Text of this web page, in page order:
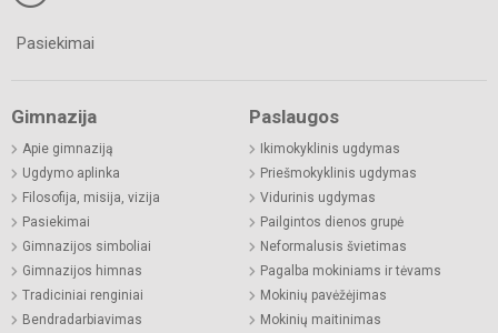
Pasiekimai
Gimnazija
Apie gimnaziją
Ugdymo aplinka
Filosofija, misija, vizija
Pasiekimai
Gimnazijos simboliai
Gimnazijos himnas
Tradiciniai renginiai
Bendradarbiavimas
Paslaugos
Ikimokyklinis ugdymas
Priešmokyklinis ugdymas
Vidurinis ugdymas
Pailgintos dienos grupė
Neformalusis švietimas
Pagalba mokiniams ir tėvams
Mokinių pavėžėjimas
Mokinių maitinimas